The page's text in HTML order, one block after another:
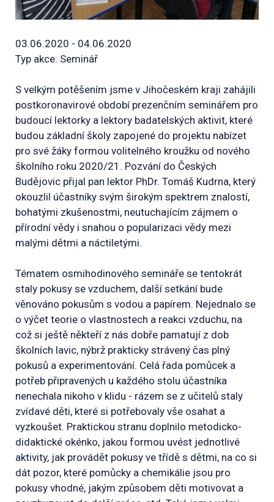
03.06.2020 - 04.06.2020
Typ akce: Seminář
S velkým potěšením jsme v Jihočeském kraji zahájili
postkoronavirové období prezenčním seminářem pro
budoucí lektorky a lektory badatelských aktivit, které
budou základní školy zapojené do projektu nabízet
pro své žáky formou volitelného kroužku od nového
školního roku 2020/21. Pozvání do Českých
Budějovic přijal pan lektor PhDr. Tomáš Kudrna, který
okouzlil účastníky svým širokým spektrem znalostí,
bohatými zkušenostmi, neutuchajícím zájmem o
přírodní vědy i snahou o popularizaci vědy mezi
malými dětmi a náctiletými.
Tématem osmihodinového semináře se tentokrát
staly pokusy se vzduchem, další setkání bude
věnováno pokusům s vodou a papírem. Nejednalo se
o výčet teorie o vlastnostech a reakci vzduchu, na
což si ještě někteří z nás dobře pamatují z dob
školních lavic, nýbrž prakticky strávený čas plný
pokusů a experimentování. Celá řada pomůcek a
potřeb připravených u každého stolu účastníka
nenechala nikoho v klidu - rázem se z učitelů staly
zvídavé děti, které si potřebovaly vše osahat a
vyzkoušet. Praktickou stranu doplnilo metodicko-
didaktické okénko, jakou formou uvést jednotlivé
aktivity, jak provádět pokusy ve třídě s dětmi, na co si
dát pozor, které pomůcky a chemikálie jsou pro
pokusy vhodné, jakým způsobem děti motivovat a